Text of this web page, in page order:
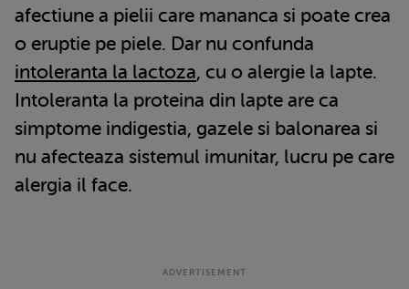
afectiune a pielii care mananca si poate crea
o eruptie pe piele. Dar nu confunda
intoleranta la lactoza, cu o alergie la lapte.
Intoleranta la proteina din lapte are ca
simptome indigestia, gazele si balonarea si
nu afecteaza sistemul imunitar, lucru pe care
alergia il face.